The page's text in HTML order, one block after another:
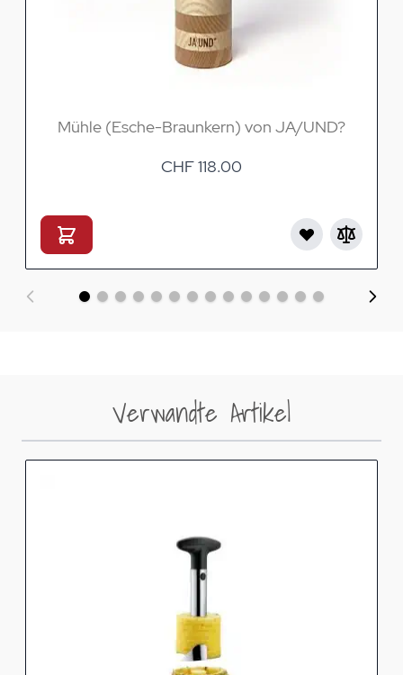
Mühle (Esche-Braunkern) von JA/UND?
CHF 118.00
Verwandte Artikel